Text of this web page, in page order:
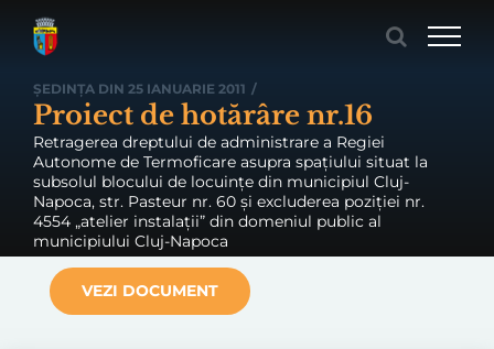
ȘEDINȚA DIN 25 IANUARIE 2011 /
Proiect de hotărâre nr.16
Retragerea dreptului de administrare a Regiei
Autonome de Termoficare asupra spaţiului situat la
subsolul blocului de locuinţe din municipiul Cluj-
Napoca, str. Pasteur nr. 60 şi excluderea poziţiei nr.
4554 „atelier instalaţii” din domeniul public al
municipiului Cluj-Napoca
VEZI DOCUMENT